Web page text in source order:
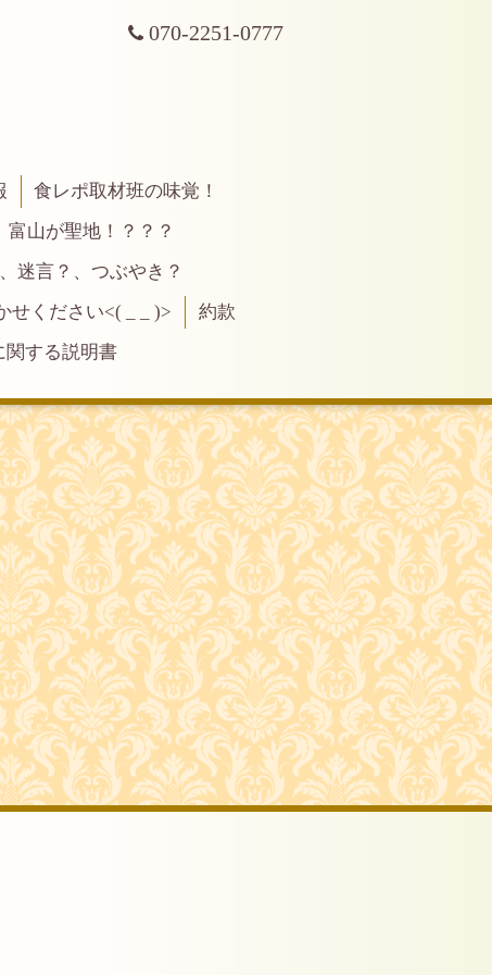
070-2251-0777
食レポ取材班の味覚！
富山が聖地！？？？
迷言？、つぶやき？
せください<( _ _ )>
約款
関する説明書